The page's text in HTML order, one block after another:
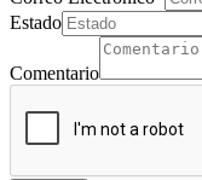
Estado
Comentario